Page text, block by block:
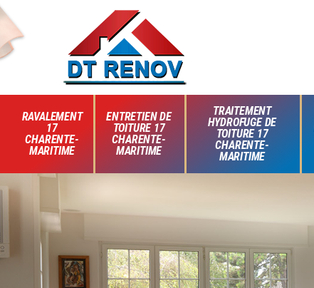
RAVALEMENT
17
CHARENTE-
MARITIME
ENTRETIEN DE
TOITURE 17
CHARENTE-
MARITIME
TRAITEMENT
HYDROFUGE DE
TOITURE 17
CHARENTE-
MARITIME